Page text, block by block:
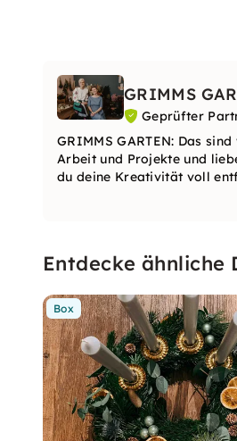
GRIMMS
Geprüfter
GRIMMS GARTEN: Das
Arbeit und Projekte und
du deine Kreativität voll
Entdecke ähnliche
Box